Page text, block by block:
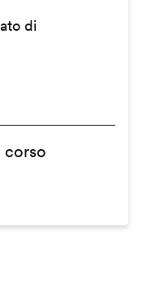
di
corso